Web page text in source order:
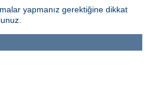
yapmanız gerektiğine dikkat